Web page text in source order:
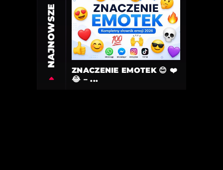
NAJNOWSZE
ZNACZENIE EMOTEK 😊 ❤️
😂 – ...